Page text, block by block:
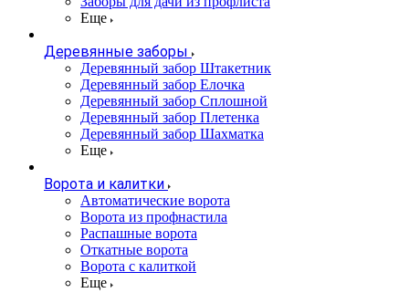
Еще
Деревянные заборы
Деревянный забор Штакетник
Деревянный забор Елочка
Деревянный забор Сплошной
Деревянный забор Плетенка
Деревянный забор Шахматка
Еще
Ворота и калитки
Автоматические ворота
Ворота из профнастила
Распашные ворота
Откатные ворота
Ворота с калиткой
Еще